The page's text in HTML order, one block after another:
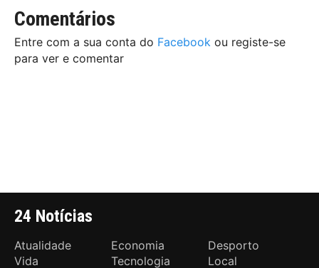
Comentários
Entre com a sua conta do Facebook ou registe-se
para ver e comentar
24 Notícias
Atualidade Economia
Desporto
Vida
Tecnologia Local